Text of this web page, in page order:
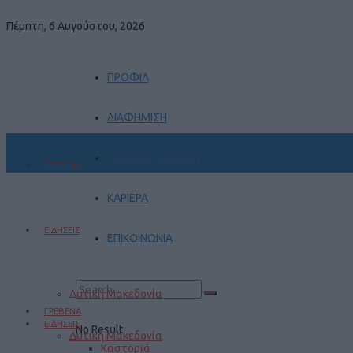
Πέμπτη, 6 Αυγούστου, 2026
ΠΡΟΦΙΛ
ΔΙΑΦΗΜΙΣΗ
ΚΑΡΙΕΡΑ
ΕΠΙΚΟΙΝΩΝΙΑ
No Result
ΓΡΕΒΕΝΑ
ΕΙΔΗΣΕΙΣ
Δυτική Μακεδονία
ΓΡΕΒΕΝΑ
ΕΙΔΗΣΕΙΣ
Δυτική Μακεδονία
Καστοριά